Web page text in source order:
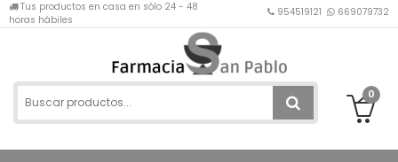
Tus productos en casa en sólo 24 - 48
horas hábiles
954519121 669079732
0